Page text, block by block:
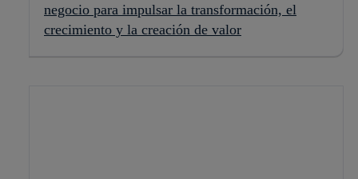
negocio para impulsar la transformación, el
crecimiento y la creación de valor